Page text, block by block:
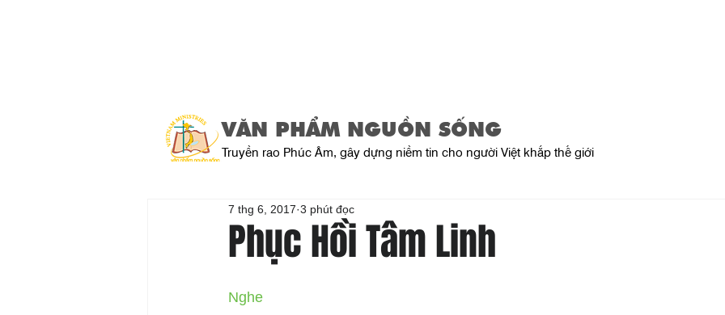
VĂN PHẨM NGUỒN SỐNG
Truyền rao Phúc Âm, gây dựng niềm tin cho người Việt khắp thế giới
Phục Hồi Tâm Linh
7 thg 6, 2017 3 phút đọc
Nghe